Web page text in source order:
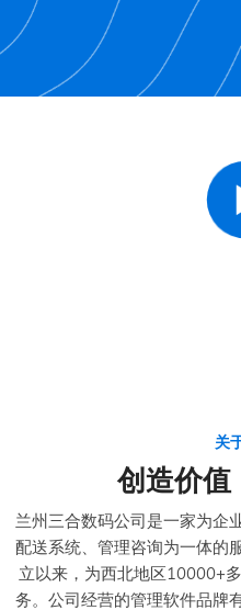
关
创造价值
兰州三合数码公司是一家为企
配送系统、管理咨询为一体的
立以来，为西北地区10000+
务。公司经营的管理软件品牌